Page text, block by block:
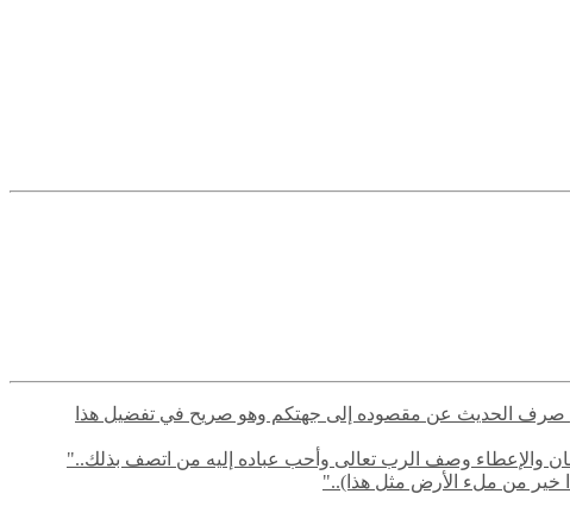
في صرف الحديث عن مقصوده إلى جهتكم وهو صريح في تفضيل هذا